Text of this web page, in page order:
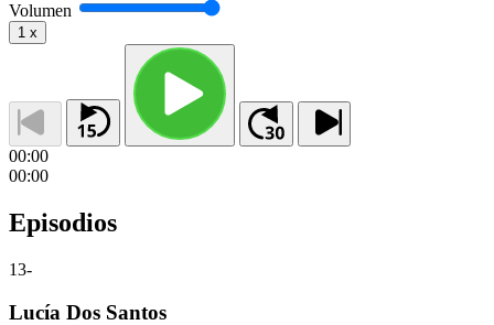
Volumen
1 x
00:00
00:00
Episodios
13-
Lucía Dos Santos